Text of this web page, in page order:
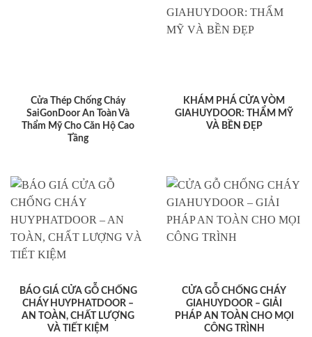
Cửa Thép Chống Cháy
SaiGonDoor An Toàn Và
Thẩm Mỹ Cho Căn Hộ Cao
Tầng
KHÁM PHÁ CỬA VÒM
GIAHUYDOOR: THẨM MỸ
VÀ BỀN ĐẸP
BÁO GIÁ CỬA GỖ CHỐNG
CHÁY HUYPHATDOOR –
AN TOÀN, CHẤT LƯỢNG
VÀ TIẾT KIỆM
CỬA GỖ CHỐNG CHÁY
GIAHUYDOOR – GIẢI
PHÁP AN TOÀN CHO MỌI
CÔNG TRÌNH